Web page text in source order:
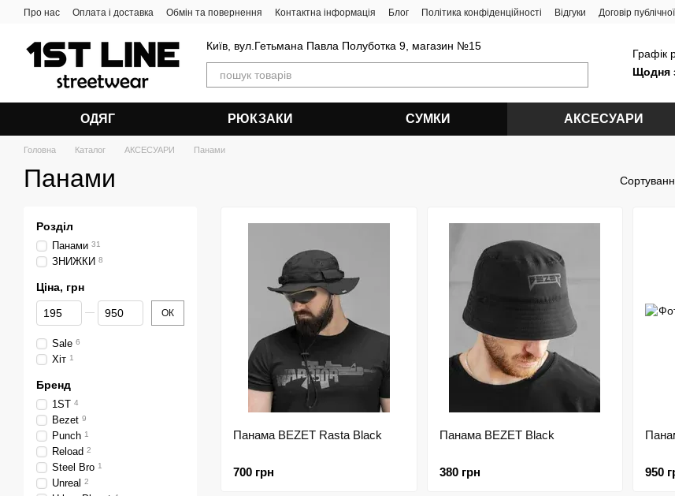
Перейти до основного контенту
Про нас Оплата і доставка Обмін та повернення Контактна інформація Блог Політика конфіденційності Відгуки Договір
Київ, вул.Гетьмана Павла Полуботка 9, магазин №15
Графік
Щодня
ОДЯГ РЮКЗАКИ СУМКИ АКСЕСУАРИ
Головна Каталог АКСЕСУАРИ Панами
Панами
Панама BEZET Rasta Black
700 грн
Панама BEZET Black
380 грн 950
Розділ
Панами 31
ЗНИЖКИ 8
Ціна, грн
Від Ціна, грн
До Ціна, грн ОК
Sale 6
Хіт 1
Бренд
1ST 4
Bezet 9
Punch 1
Reload 2
Steel Bro 1
Unreal 2